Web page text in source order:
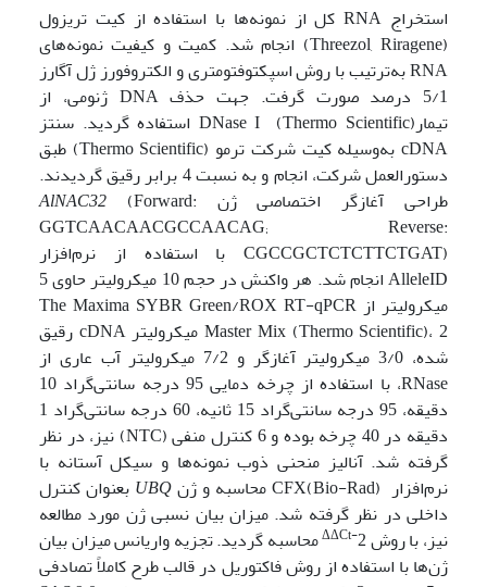
استخراج RNA کل از نمونه‌ها با استفاده از کیت تریزول
(Threezol, Riragene) انجام شد. کمیت و کیفیت نمونه‌های
RNA به‌ترتیب با روش اسپکتوفتومتری و الکتروفورز ژل آگارز
5/1 درصد صورت گرفت. جهت حذف DNA ژنومی، از
تیمارDNase I (Thermo Scientific) استفاده گردید. سنتز
cDNA به‌وسیله کیت شرکت ترمو (Thermo Scientific) طبق
دستورالعمل شرکت، انجام و به نسبت 4 برابر رقیق گردیدند.
طراحی آغازگر اختصاصی ژن
AlNAC32 (Forward:
GGTCAACAACGCCAACAG; Reverse:
CGCCGCTCTCTTCTGAT) با استفاده از نرم‌افزار
AlleleID انجام شد. هر واکنش در حجم 10 میکرولیتر حاوی 5
میکرولیتر از The Maxima SYBR Green/ROX RT-qPCR
Master Mix (Thermo Scientific)، 2 میکرولیتر cDNA رقیق
شده، 3/0 میکرولیتر آغازگر و 7/2 میکرولیتر آب عاری از
RNase، با استفاده از چرخه دمایی 95 درجه سانتی‌گراد 10
دقیقه، 95 درجه سانتی‌گراد 15 ثانیه، 60 درجه سانتی‌گراد 1
دقیقه در 40 چرخه بوده و 6 کنترل منفی (NTC) نیز، در نظر
گرفته شد. آنالیز منحنی ذوب نمونه‌ها و سیکل آستانه با
نرم‌افزار CFX(Bio-Rad) محاسبه و ژن
UBQ بعنوان کنترل
داخلی در نظر گرفته شد. میزان بیان نسبی ژن مورد مطالعه
نیز، با روش
ΔΔCt-
2 محاسبه گردید. تجزیه واریانس میزان بیان
ژن‌ها با استفاده از روش فاکتوریل در قالب طرح کاملاً تصادفی